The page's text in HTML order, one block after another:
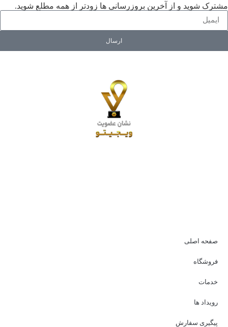
مشترک شوید و از آخرین بروزرسانی ها زودتر از همه مطلع شوید.
ارسال
صفحه اصلی
فروشگاه
خدمات
رویداد ها
پیگیری سفارش